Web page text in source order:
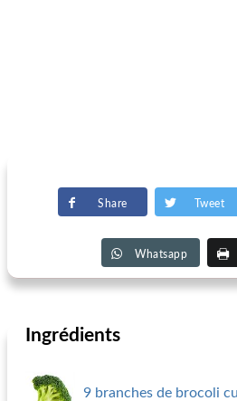
Share Tweet
Whatsapp
Ingrédients
9 branches de brocoli